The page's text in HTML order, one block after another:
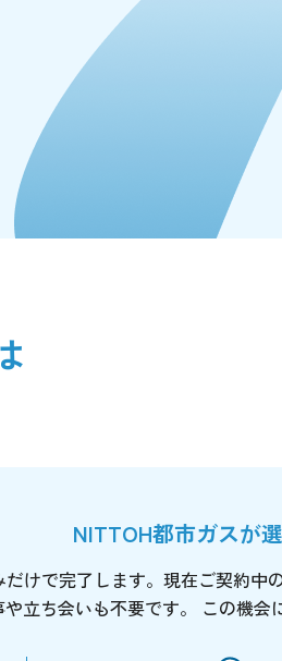
NITTOH都市ガスが
けで完了します。現在ご契約中
立ち会いも不要です。 この機会